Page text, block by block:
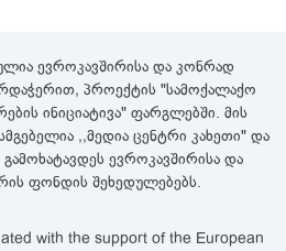
ევროკავშირისა და კონრად
პროექტის "სამოქალაქო
ინიციატივა" ფარგლებში. მის
,,მედია ცენტრი კახეთი" და
ევროკავშირისა და
ფონდის შეხედულებებს.
with the support of the European